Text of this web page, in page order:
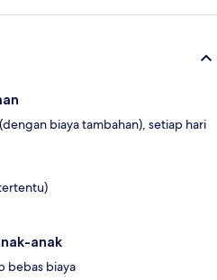
biaya tambahan), setiap hari
anak
bebas biaya